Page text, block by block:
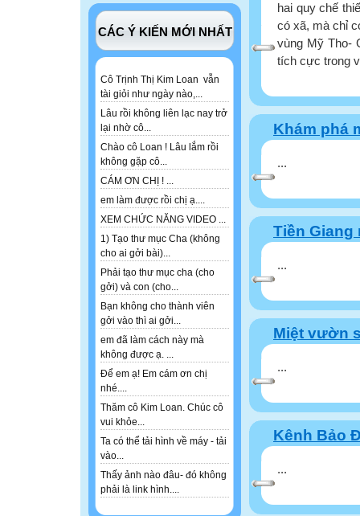
CÁC Ý KIẾN MỚI NHẤT
Cô Trịnh Thị Kim Loan vẫn
tài giỏi như ngày nào,...
Lâu rồi không liên lạc nay trở
lại nhờ cô...
Chào cô Loan ! Lâu lắm rồi
không gặp cô...
CÁM ƠN CHỊ ! ...
em làm được rồi chị ạ....
XEM CHỨC NĂNG VIDEO ...
1) Tạo thư mục Cha (không
cho ai gởi bài)...
Phải tạo thư mục cha (cho
gởi) và con (cho...
Bạn không cho thành viên
gởi vào thì ai gởi...
em đã làm cách này mà
không được ạ. ...
Để em ạ! Em cám ơn chị
nhé....
Thăm cô Kim Loan. Chúc cô
vui khỏe...
Ta có thể tải hình về máy - tải
vào...
Thấy ảnh nào đâu- đó không
phải là link hình....
hai quy chế
có xã, mà chỉ
vùng Mỹ Tho-
tích cực trong
Khám phá
...
Tiền Giang
...
Miệt vườn
...
Kênh Bảo
...